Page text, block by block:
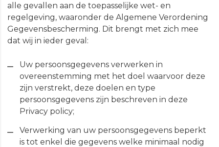
alle gevallen aan de toepasselijke wet- en
regelgeving, waaronder de Algemene Verordening
Gegevensbescherming. Dit brengt met zich mee
dat wij in ieder geval:
Uw persoonsgegevens verwerken in
overeenstemming met het doel waarvoor deze
zijn verstrekt, deze doelen en type
persoonsgegevens zijn beschreven in deze
Privacy policy;
Verwerking van uw persoonsgegevens beperkt
is tot enkel die gegevens welke minimaal nodig